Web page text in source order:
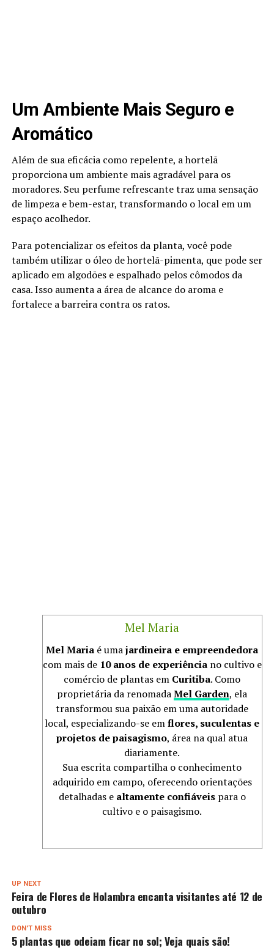
Um Ambiente Mais Seguro e
Aromático
Além de sua eficácia como repelente, a hortelã
proporciona um ambiente mais agradável para os
moradores. Seu perfume refrescante traz uma sensação
de limpeza e bem-estar, transformando o local em um
espaço acolhedor.
Para potencializar os efeitos da planta, você pode
também utilizar o óleo de hortelã-pimenta, que pode ser
aplicado em algodões e espalhado pelos cômodos da
casa. Isso aumenta a área de alcance do aroma e
fortalece a barreira contra os ratos.
Mel Maria
Mel Maria é umajardineira e empreendedora
com mais de 10 anos de experiênciano cultivo e
comércio de plantas em Curitiba. Como
proprietária da renomadaMel Garden, ela
transformou sua paixão em uma autoridade
local, especializando-se emflores, suculentas e
projetos de paisagismo, área na qual atua
diariamente.
Sua escrita compartilha o conhecimento
adquirido em campo, oferecendo orientações
detalhadas e altamente confiáveispara o
cultivo e o paisagismo.
UP NEXT
Feira de Flores de Holambra encanta visitantes até 12 de
outubro
DON'T MISS
5 plantas que odeiam ficar no sol; Veja quais são!